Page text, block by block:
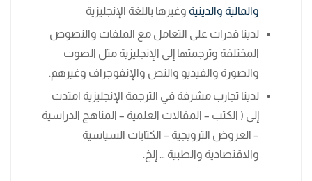
والمالية والدينية وغيرها باللغة الإنجليزية
لدينا قدرات على التعامل مع الملفات والنصوص
المختلفة وترجمتها إلى الإنجليزية مثل الصوت
والصورة والفيديو والنص والإنفوجراف وغيرهم.
لدينا تجارب مشرفة في الترجمة الإنجليزية امتدت
إلى ( الكتب – المقالات العلمية – المناهج الدراسية
– العروض الترويجية – الكتابات السياسية
والاقتصادية والطبية … إلخ.